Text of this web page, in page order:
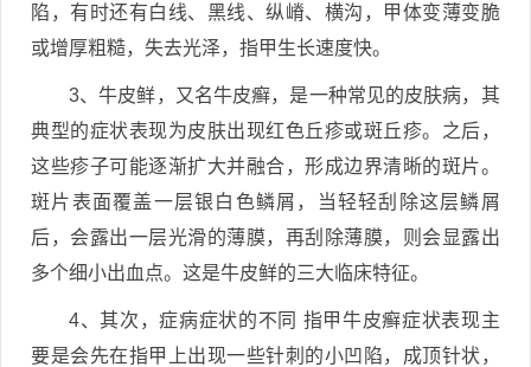
陷，有时还有白线、黑线、纵嵴、横沟，甲体变薄变脆
或增厚粗糙，失去光泽，指甲生长速度快。
3、牛皮鲜，又名牛皮癣，是一种常见的皮肤病，其
典型的症状表现为皮肤出现红色丘疹或斑丘疹。之后，
这些疹子可能逐渐扩大并融合，形成边界清晰的斑片。
斑片表面覆盖一层银白色鳞屑，当轻轻刮除这层鳞屑
后，会露出一层光滑的薄膜，再刮除薄膜，则会显露出
多个细小出血点。这是牛皮鲜的三大临床特征。
4、其次，症病症状的不同 指甲牛皮癣症状表现主
要是会先在指甲上出现一些针刺的小凹陷，成顶针状，